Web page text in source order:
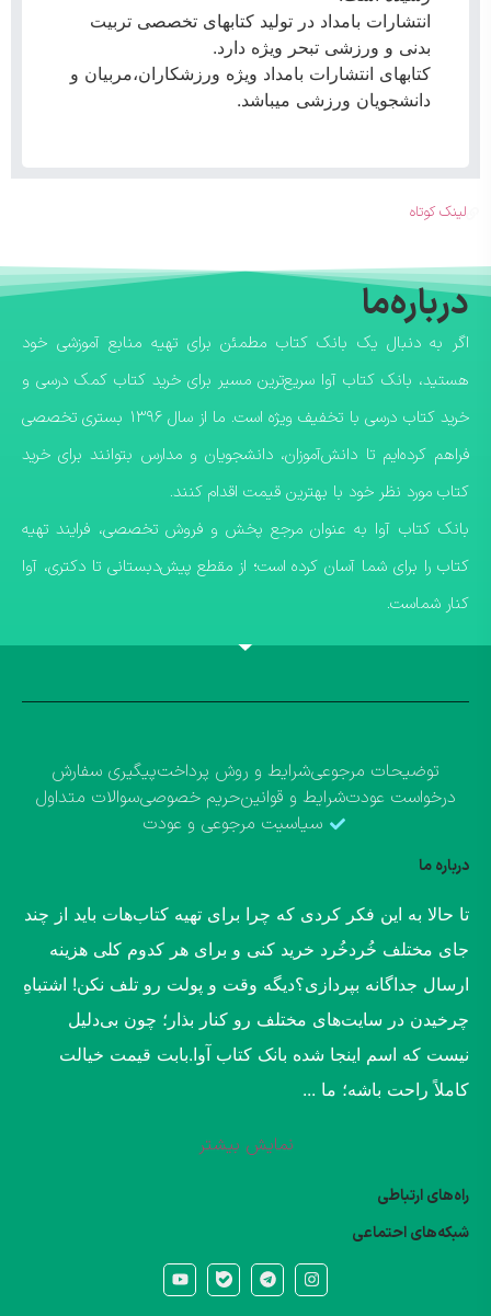
انتشارات بامداد در تولید کتابهای تخصصی تربیت
بدنی و ورزشی تبحر ویژه دارد.
کتابهای انتشارات بامداد ویژه ورزشکاران،مربیان و
دانشجویان ورزشی میباشد.
لینک کوتاه
درباره‌ما
اگر به دنبال یک بانک کتاب مطمئن برای تهیه منابع آموزشی خود
هستید، بانک کتاب آوا سریع‌ترین مسیر برای خرید کتاب کمک درسی و
خرید کتاب درسی با تخفیف ویژه است. ما از سال ۱۳۹۶ بستری تخصصی
فراهم کرده‌ایم تا دانش‌آموزان، دانشجویان و مدارس بتوانند برای خرید
کتاب مورد نظر خود با بهترین قیمت اقدام کنند.
​بانک کتاب آوا به عنوان مرجع پخش و فروش تخصصی، فرایند تهیه
کتاب را برای شما آسان کرده است؛ از مقطع پیش‌دبستانی تا دکتری، آوا
کنار شماست.
توضیحات مرجوعیشرایط و روش پرداختپیگیری سفارش
درخواست عودتشرایط و قوانینحریم خصوصیسوالات متداول
سیاسیت مرجوعی و عودت
درباره ما
​تا حالا به این فکر کردی که چرا برای تهیه کتاب‌هات باید از چند
جای مختلف خُردخُرد خرید کنی و برای هر کدوم کلی هزینه
ارسال جداگانه بپردازی؟​دیگه وقت و پولت رو تلف نکن! اشتباهِ
چرخیدن در سایت‌های مختلف رو کنار بذار؛ چون بی‌دلیل
نیست که اسم اینجا شده بانک کتاب آوا.​بابت قیمت خیالت
کاملاً راحت باشه؛ ما ...
نمایش بیشتر
راه‌های ارتباطی
شبکه‌های احتماعی